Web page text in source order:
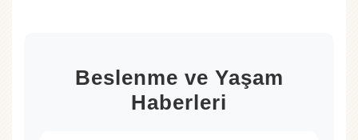
Beslenme ve Yaşam
Haberleri